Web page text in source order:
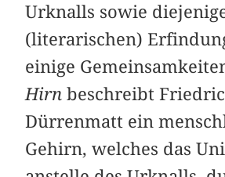
Urknalls sowie
(literarischen)
einige
Hirn beschreibt
Dürrenmatt ein
Gehirn, welches das